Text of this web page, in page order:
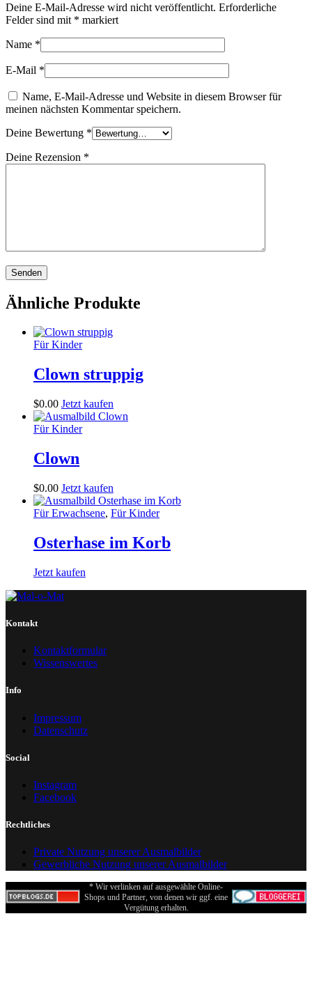
Deine E-Mail-Adresse wird nicht veröffentlicht. Erforderliche
Felder sind mit * markiert
Name *
E-Mail *
Name, E-Mail-Adresse und Website in diesem Browser für
meinen nächsten Kommentar speichern.
Deine Bewertung *
Deine Rezension *
Ähnliche Produkte
Für Kinder
Clown struppig
$0.00 Jetzt kaufen
Für Kinder
Clown
$0.00 Jetzt kaufen
Für Erwachsene, Für Kinder
Osterhase im Korb
Jetzt kaufen
Kontakt
Kontaktformular
Wissenswertes
Info
Impressum
Datenschutz
Social
Instagram
Facebook
Rechtliches
Private Nutzung unserer Ausmalbilder
Gewerbliche Nutzung unserer Ausmalbilder
* Wir verlinken auf ausgewählte Online-
Shops und Partner, von denen wir ggf. eine
Vergütung erhalten.